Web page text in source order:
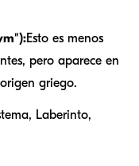
Esto es menos
pero aparece en
griego.
Laberinto,